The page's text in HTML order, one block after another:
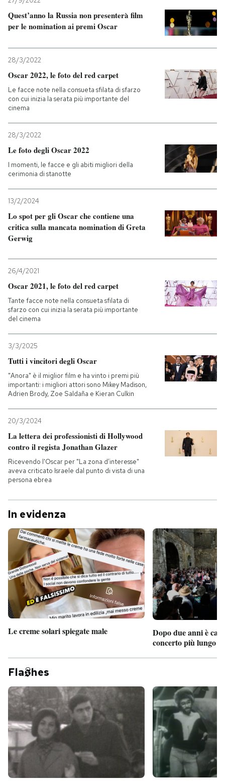
Quest’anno la Russia non presenterà film
per le nomination ai premi Oscar
28/3/2022
Oscar 2022, le foto del red carpet
Le facce note nella consueta sfilata di sfarzo
con cui inizia la serata più importante del
cinema
28/3/2022
Le foto degli Oscar 2022
I momenti, le facce e gli abiti migliori della
cerimonia di stanotte
13/2/2024
Lo spot per gli Oscar che contiene una
critica sulla mancata nomination di Greta
Gerwig
26/4/2021
Oscar 2021, le foto del red carpet
Tante facce note nella consueta sfilata di
sfarzo con cui inizia la serata più importante
del cinema
3/3/2025
Tutti i vincitori degli Oscar
"Anora" è il miglior film e ha vinto i premi più
importanti: i migliori attori sono Mikey Madison,
Adrien Brody, Zoe Saldaña e Kieran Culkin
20/3/2024
La lettera dei professionisti di Hollywood
contro il regista Jonathan Glazer
Ricevendo l'Oscar per "La zona d’interesse"
aveva criticato Israele dal punto di vista di una
persona ebrea
In evidenza
Le creme solari spiegate male
Dopo due anni è
concerto più lungo
Fla hes